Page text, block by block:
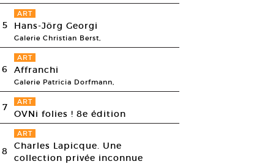
5
ART
Hans-Jörg Georgi
Galerie Christian Berst,
6
ART
Affranchi
Galerie Patricia Dorfmann,
7 ART
OVNi folies ! 8e édition
8
ART
Charles Lapicque. Une
collection privée inconnue